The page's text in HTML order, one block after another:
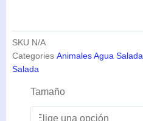
SKU N/A
Categories Animales Agua Salada
Salada
Tamaño
Halichoeres
(Yellow